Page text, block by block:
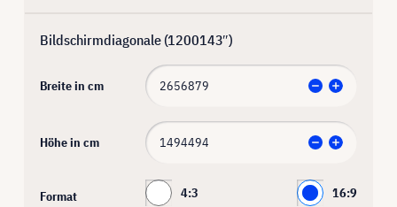
Bildschirmdiagonale (1200143″)
Breite in cm
Höhe in cm
Format 4:3 16:9